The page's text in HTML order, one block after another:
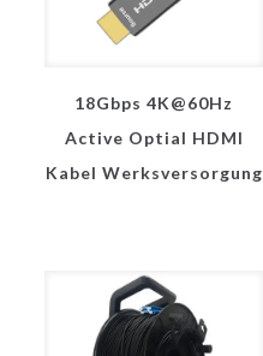
18Gbps 4K@60Hz
Active Optial HDMI
Kabel Werksversorgung